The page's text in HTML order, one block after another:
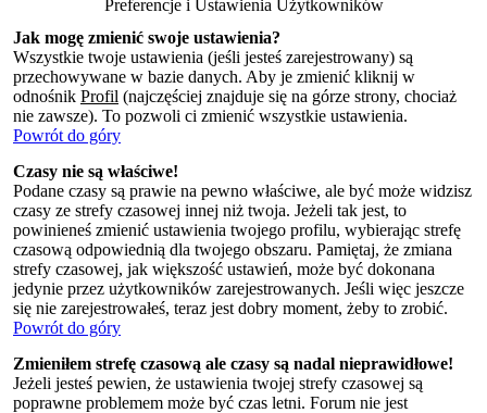
Preferencje i Ustawienia Użytkowników
Jak mogę zmienić swoje ustawienia?
Wszystkie twoje ustawienia (jeśli jesteś zarejestrowany) są
przechowywane w bazie danych. Aby je zmienić kliknij w
odnośnik Profil (najczęściej znajduje się na górze strony, chociaż
nie zawsze). To pozwoli ci zmienić wszystkie ustawienia.
Powrót do góry
Czasy nie są właściwe!
Podane czasy są prawie na pewno właściwe, ale być może widzisz
czasy ze strefy czasowej innej niż twoja. Jeżeli tak jest, to
powinieneś zmienić ustawienia twojego profilu, wybierając strefę
czasową odpowiednią dla twojego obszaru. Pamiętaj, że zmiana
strefy czasowej, jak większość ustawień, może być dokonana
jedynie przez użytkowników zarejestrowanych. Jeśli więc jeszcze
się nie zarejestrowałeś, teraz jest dobry moment, żeby to zrobić.
Powrót do góry
Zmieniłem strefę czasową ale czasy są nadal nieprawidłowe!
Jeżeli jesteś pewien, że ustawienia twojej strefy czasowej są
poprawne problemem może być czas letni. Forum nie jest